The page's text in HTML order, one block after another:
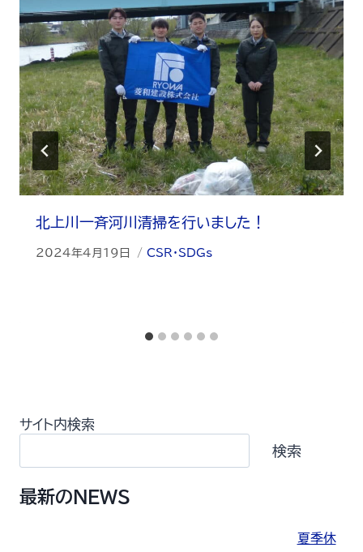
北上川一斉河川清掃を行いました！
2024年4月19日 CSR・SDGs
サイト内検索
検索
最新のNEWS
夏季休